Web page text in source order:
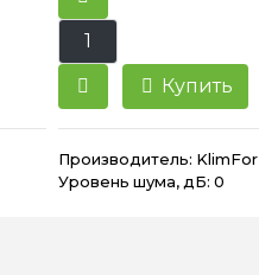
Купить
Производитель: KlimFor
Уровень шума, дБ: 0